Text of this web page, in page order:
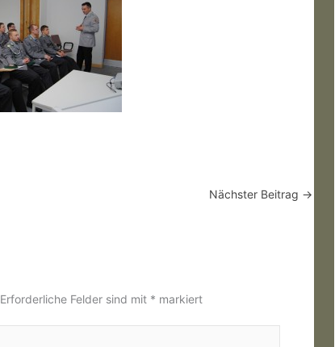
Nächster Beitrag →
Erforderliche Felder sind mit * markiert